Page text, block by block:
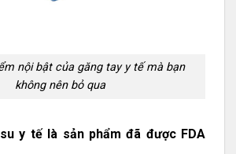
nội bật của găng tay y tế mà bạn
không nên bỏ qua
y tế là sản phẩm đã được FDA